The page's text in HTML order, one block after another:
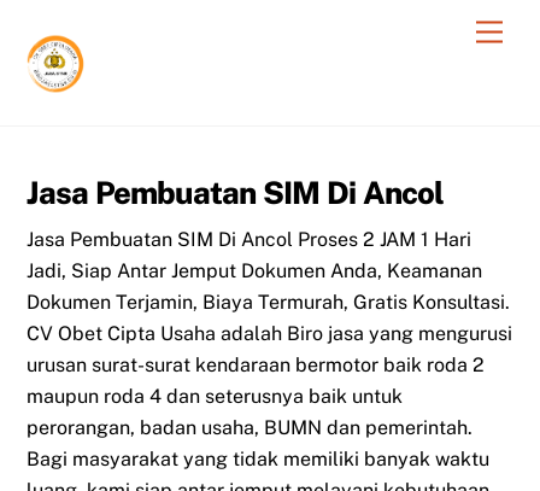
content
Jasa Pembuatan SIM Di Ancol
Jasa Pembuatan SIM Di Ancol Proses 2 JAM 1 Hari
Jadi, Siap Antar Jemput Dokumen Anda, Keamanan
Dokumen Terjamin, Biaya Termurah, Gratis Konsultasi.
CV Obet Cipta Usaha adalah Biro jasa yang mengurusi
urusan surat-surat kendaraan bermotor baik roda 2
maupun roda 4 dan seterusnya baik untuk
perorangan, badan usaha, BUMN dan pemerintah.
Bagi masyarakat yang tidak memiliki banyak waktu